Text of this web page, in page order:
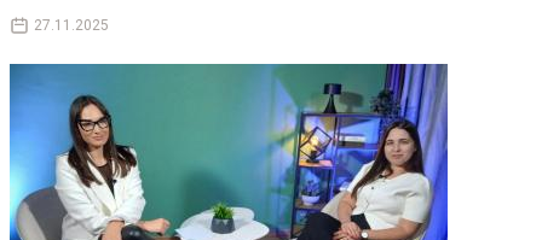
27.11.2025